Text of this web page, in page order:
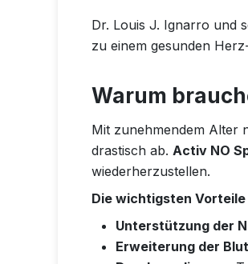
Dr. Louis J. Ignarro und
zu einem gesunden
Warum
Mit zunehmendem Alter
drastisch ab. Activ NO
wiederherzustellen.
Die wichtigsten
Unterstützung der
Erweiterung der